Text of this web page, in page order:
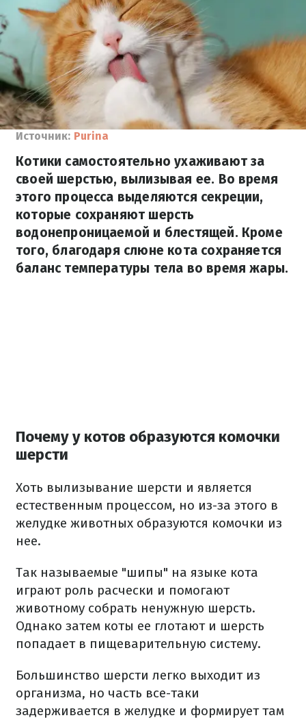
Источник: Purina
Котики самостоятельно ухаживают за
своей шерстью, вылизывая ее. Во время
этого процесса выделяются секреции,
которые сохраняют шерсть
водонепроницаемой и блестящей. Кроме
того, благодаря слюне кота сохраняется
баланс температуры тела во время жары.
Почему у котов образуются комочки
шерсти
Хоть вылизывание шерсти и является
естественным процессом, но из-за этого в
желудке животных образуются комочки из
нее.
Так называемые "шипы" на языке кота
играют роль расчески и помогают
животному собрать ненужную шерсть.
Однако затем коты ее глотают и шерсть
попадает в пищеварительную систему.
Большинство шерсти легко выходит из
организма, но часть все-таки
задерживается в желудке и формирует там